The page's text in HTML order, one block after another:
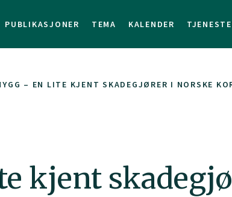
PUBLIKASJONER TEMA KALENDER
– EN LITE KJENT SKADEGJØRER I NORSKE
kjent